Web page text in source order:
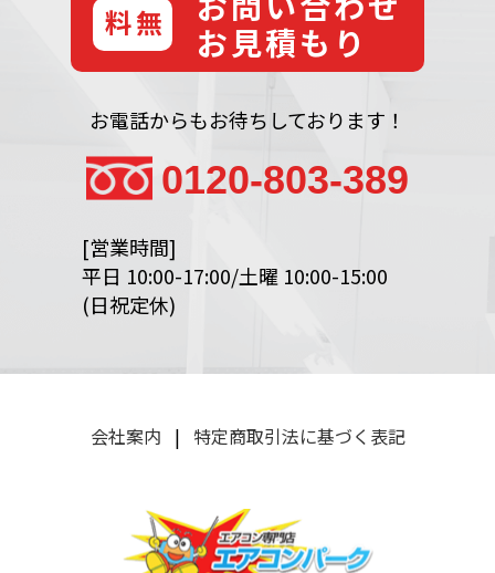
無料
お見積もり
お電話からもお待ちしております！
0120-803-389
[営業時間]
平日 10:00-17:00/土曜 10:00-15:00
(日祝定休)
会社案内 | 特定商取引法に基づく表記